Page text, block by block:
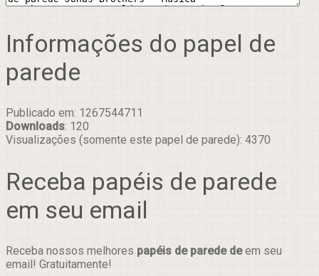
Informações do papel de
parede
Publicado em: 1267544711
Downloads: 120
Visualizações (somente este papel de parede): 4370
Receba papéis de parede
em seu email
Receba nossos melhores papéis de parede deem seu
email! Gratuitamente!